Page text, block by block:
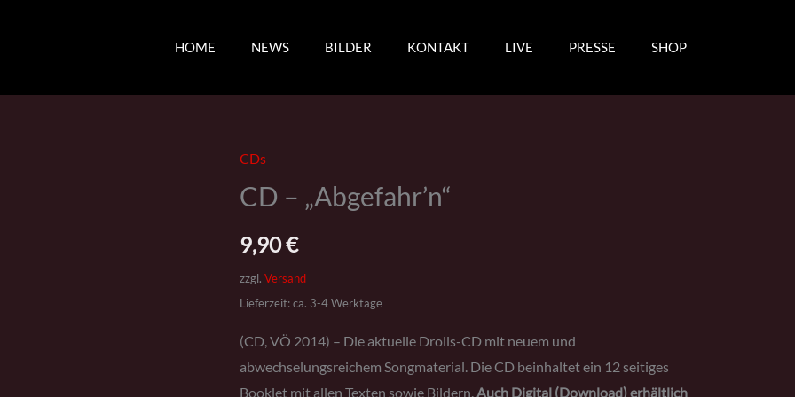
HOME NEWS BILDER KONTAKT LIVE PRESSE SHOP
CDs
CD – „Abgefahr’n“
9,90€
zzgl. Versand
Lieferzeit: ca. 3-4 Werktage
(CD, VÖ 2014) – Die aktuelle Drolls-CD mit neuem und
abwechselungsreichem Songmaterial. Die CD beinhaltet ein 12 seitiges
Booklet mit allen Texten sowie Bildern. Auch Digital (Download) erhältlich
CD
-
"Abgefahr'n"
Menge